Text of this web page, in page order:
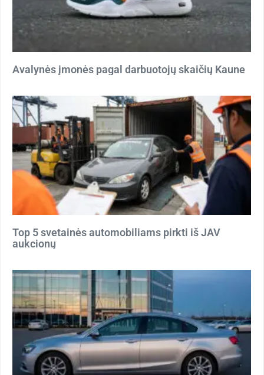
Avalynės įmonės pagal darbuotojų skaičių Kaune
Top 5 svetainės automobiliams pirkti iš JAV
aukcionų